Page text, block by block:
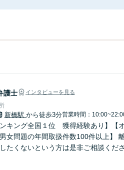
護士 インタビューを見る
新橋駅 から徒歩3分営業時間：
ンキング全国１位 獲得経験あり】【
女問題の年間取扱件数100件以上】
たくないという方は是非ご相談くださ